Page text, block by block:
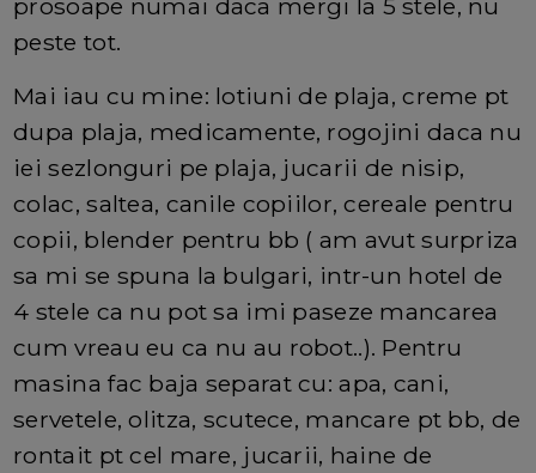
prosoape numai daca mergi la 5 stele, nu
peste tot.
Mai iau cu mine: lotiuni de plaja, creme pt
dupa plaja, medicamente, rogojini daca nu
iei sezlonguri pe plaja, jucarii de nisip,
colac, saltea, canile copiilor, cereale pentru
copii, blender pentru bb ( am avut surpriza
sa mi se spuna la bulgari, intr-un hotel de
4 stele ca nu pot sa imi paseze mancarea
cum vreau eu ca nu au robot..). Pentru
masina fac baja separat cu: apa, cani,
servetele, olitza, scutece, mancare pt bb, de
rontait pt cel mare, jucarii, haine de